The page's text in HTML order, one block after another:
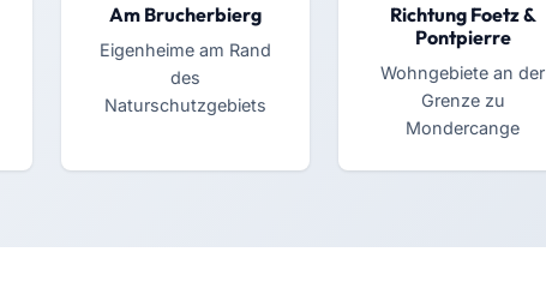
Am Brucherbierg
Eigenheime am Rand
des
Naturschutzgebiets
Richtung Foetz &
Pontpierre
Wohngebiete an der
Grenze zu
Mondercange